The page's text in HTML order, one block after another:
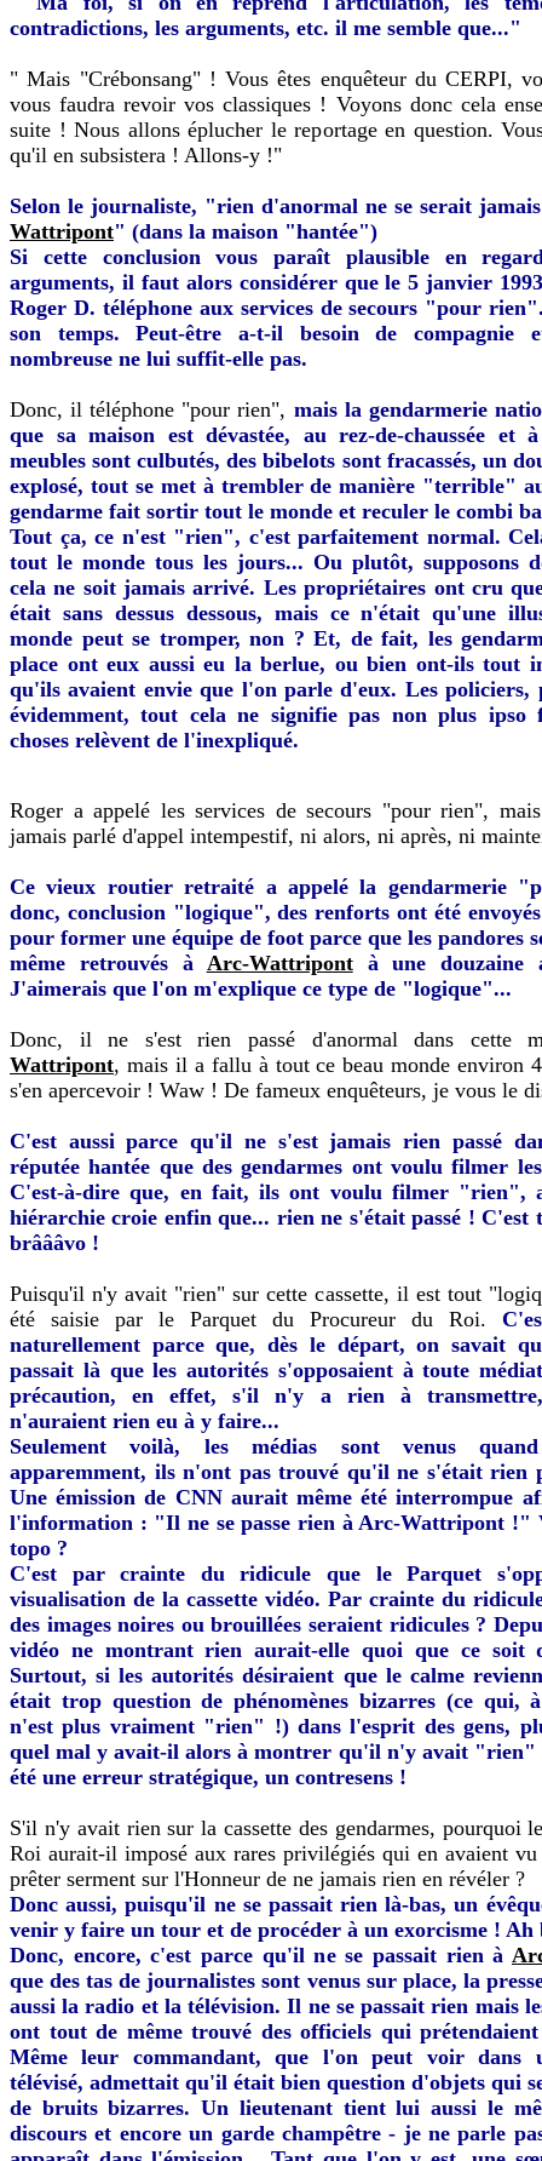
contradictions, les arguments, etc. il me semble que..."
" Mais "Crébonsang" ! Vous êtes enquêteur du CERPI,
vous faudra revoir vos classiques ! Voyons donc cela
suite ! Nous allons éplucher le reportage en question.
qu'il en subsistera ! Allons-y !"
Selon le journaliste, "rien d'anormal ne se serait
Wattripont" (dans la maison "hantée")
Si cette conclusion vous paraît plausible en
arguments, il faut alors considérer que le 5 janvier
Roger D. téléphone aux services de secours "pour
son temps. Peut-être a-t-il besoin de compagnie
nombreuse ne lui suffit-elle pas.
Donc, il téléphone "pour rien", mais la gendarmerie
que sa maison est dévastée, au rez-de-chaussée et
meubles sont culbutés, des bibelots sont fracassés, un
explosé, tout se met à trembler de manière "terrible"
gendarme fait sortir tout le monde et reculer le combi
Tout ça, ce n'est "rien", c'est parfaitement normal.
tout le monde tous les jours... Ou plutôt, supposons
cela ne soit jamais arrivé. Les propriétaires ont cru
était sans dessus dessous, mais ce n'était qu'une
monde peut se tromper, non ? Et, de fait, les
place ont eux aussi eu la berlue, ou bien ont-ils tout
qu'ils avaient envie que l'on parle d'eux. Les policiers,
évidemment, tout cela ne signifie pas non plus ipso
choses relèvent de l'inexpliqué.
Roger a appelé les services de secours "pour rien",
jamais parlé d'appel intempestif, ni alors, ni après, ni
Ce vieux routier retraité a appelé la gendarmerie
donc, conclusion "logique", des renforts ont été
pour former une équipe de foot parce que les pandores
même retrouvés à Arc-Wattripontà une douzaine
J'aimerais que l'on m'explique ce type de "logique"...
Donc, il ne s'est rien passé d'anormal dans cette
Wattripont, mais il a fallu à tout ce beau monde environ
s'en apercevoir ! Waw ! De fameux enquêteurs, je vous le
C'est aussi parce qu'il ne s'est jamais rien passé
réputée hantée que des gendarmes ont voulu filmer
C'est-à-dire que, en fait, ils ont voulu filmer "rien",
hiérarchie croie enfin que... rien ne s'était passé ! C'est
brâââvo !
Puisqu'il n'y avait "rien" sur cette cassette, il est tout
été saisie par le Parquet du Procureur du Roi.
naturellement parce que, dès le départ, on savait
passait là que les autorités s'opposaient à toute
précaution, en effet, s'il n'y a rien à
n'auraient rien eu à y faire...
Seulement voilà, les médias sont venus
apparemment, ils n'ont pas trouvé qu'il ne s'était rien
Une émission de CNN aurait même été interrompue
l'information : "Il ne se passe rien à Arc-Wattripont !"
topo ?
C'est par crainte du ridicule que le Parquet
visualisation de la cassette vidéo. Par crainte du
des images noires ou brouillées seraient ridicules ?
vidéo ne montrant rien aurait-elle quoi que ce soit
Surtout, si les autorités désiraient que le calme
était trop question de phénomènes bizarres (ce qui,
n'est plus vraiment "rien" !) dans l'esprit des gens,
quel mal y avait-il alors à montrer qu'il n'y avait "rien"
été une erreur stratégique, un contresens !
S'il n'y avait rien sur la cassette des gendarmes, pourquoi
Roi aurait-il imposé aux rares privilégiés qui en avaient vu
prêter serment sur l'Honneur de ne jamais rien en révéler ?
Donc aussi, puisqu'il ne se passait rien là-bas, un
venir y faire un tour et de procéder à un exorcisme ! Ah
Donc, encore, c'est parce qu'il ne se passait rien à
que des tas de journalistes sont venus sur place, la
aussi la radio et la télévision. Il ne se passait rien mais
ont tout de même trouvé des officiels qui
Même leur commandant, que l'on peut voir dans
télévisé, admettait qu'il était bien question d'objets qui
de bruits bizarres. Un lieutenant tient lui aussi le
discours et encore un garde champêtre - je ne parle